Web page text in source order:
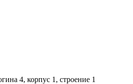
4, корпус 1, строение 1